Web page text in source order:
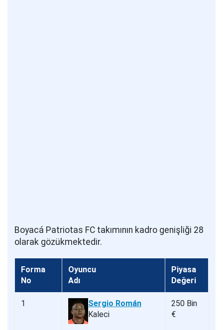
Boyacá Patriotas FC takımının kadro genişliği 28
olarak gözükmektedir.
Forma
No
Oyuncu
Adı
Piyasa
Değeri
1
Sergio Román
Kaleci
250 Bin
€